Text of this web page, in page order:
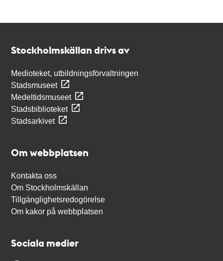
Stockholmskällan drivs av
Medioteket, utbildningsförvaltningen
Stadsmuseet
Medeltidsmuseet
Stadsbiblioteket
Stadsarkivet
Om webbplatsen
Kontakta oss
Om Stockholmskällan
Tillgänglighetsredogörelse
Om kakor på webbplatsen
Sociala medier